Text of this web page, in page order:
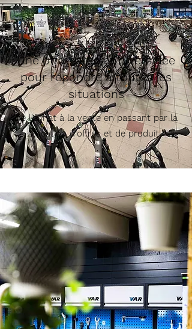
Une offre large et diversifiée
pour répondre à toutes les
situations
De l'achat à la vente en passant par la
location d'offres et de produit